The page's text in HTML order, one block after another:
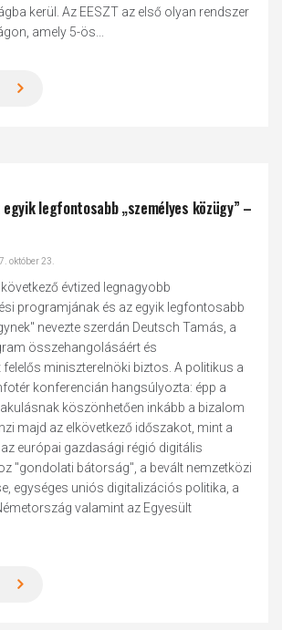
kerül. Az EESZT az első olyan rendszer
amely 5-ös...
legfontosabb „személyes közügy” –
október 23.
évtized legnagyobb
programjának és az egyik legfontosabb
nevezte szerdán Deutsch Tamás, a
összehangolásáért és
miniszterelnöki biztos. A politikus a
konferencián hangsúlyozta: épp a
köszönhetően inkább a bizalom
majd az elkövetkező időszakot, mint a
az európai gazdasági régió digitális
"gondolati bátorság", a bevált nemzetközi
egységes uniós digitalizációs politika, a
valamint az Egyesült